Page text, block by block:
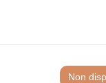
Non